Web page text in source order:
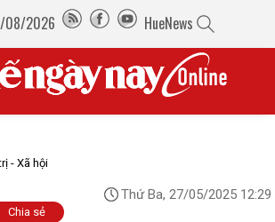
08/2026 HueNews
- Xã hội
Thứ Ba, 27/05/2025 12:29
Chia sẻ